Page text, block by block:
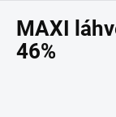
MAXI
46%